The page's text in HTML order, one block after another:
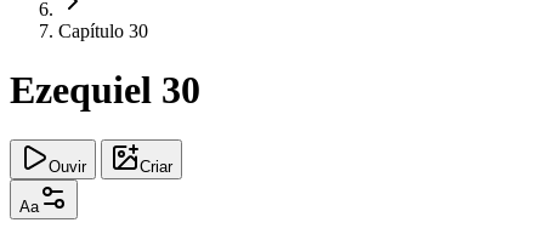
Capítulo 30
Ezequiel 30
Ouvir Criar
Aa